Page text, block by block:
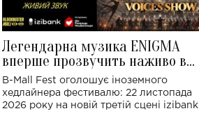
Легендарна музика ENIGMA
вперше прозвучить наживо в
Україні: де відбудеться концерт
B-Mall Fest оголошує іноземного
хедлайнера фестивалю: 22 листопада
2026 року на новій третій сцені izibank